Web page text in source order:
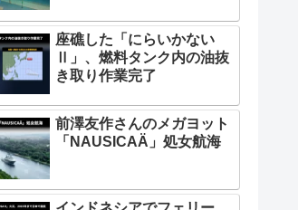
座礁した「にらいかない
Ⅱ」、燃料タンク内の油抜
き取り作業完了
前澤友作さんのメガヨット
「NAUSICAÄ」処女航海